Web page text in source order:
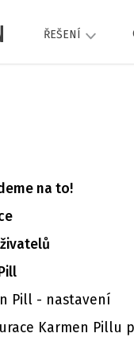
ŘEŠENÍ
na to!
Pill - nastavení
Karmen Pillu